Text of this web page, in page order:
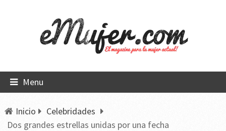
Menu
Inicio
Celebridades
Dos grandes estrellas unidas por una fecha